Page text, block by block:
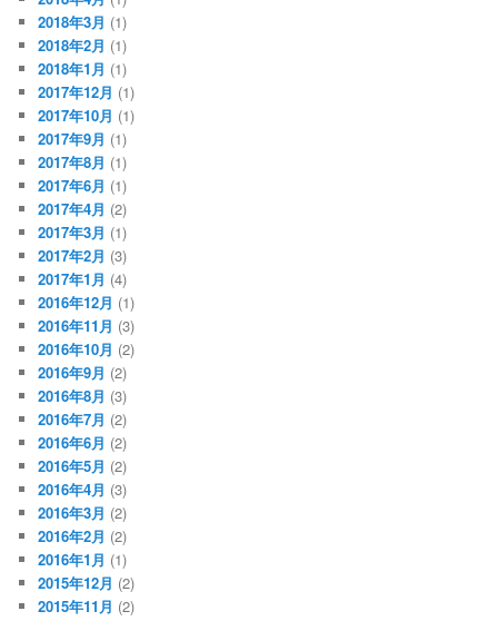
2018年3月 (1)
2018年2月 (1)
2018年1月 (1)
2017年12月 (1)
2017年10月 (1)
2017年9月 (1)
2017年8月 (1)
2017年6月 (1)
2017年4月 (2)
2017年3月 (1)
2017年2月 (3)
2017年1月 (4)
2016年12月 (1)
2016年11月 (3)
2016年10月 (2)
2016年9月 (2)
2016年8月 (3)
2016年7月 (2)
2016年6月 (2)
2016年5月 (2)
2016年4月 (3)
2016年3月 (2)
2016年2月 (2)
2016年1月 (1)
2015年12月 (2)
2015年11月 (2)